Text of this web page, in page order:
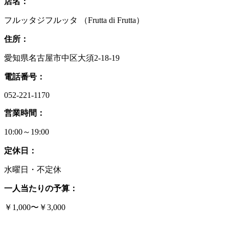
フルッタジフルッタ （Frutta di Frutta）
住所：
愛知県名古屋市中区大須2-18-19
電話番号：
052-221-1170
営業時間：
10:00～19:00
定休日：
水曜日・不定休
一人当たりの予算：
￥1,000〜￥3,000